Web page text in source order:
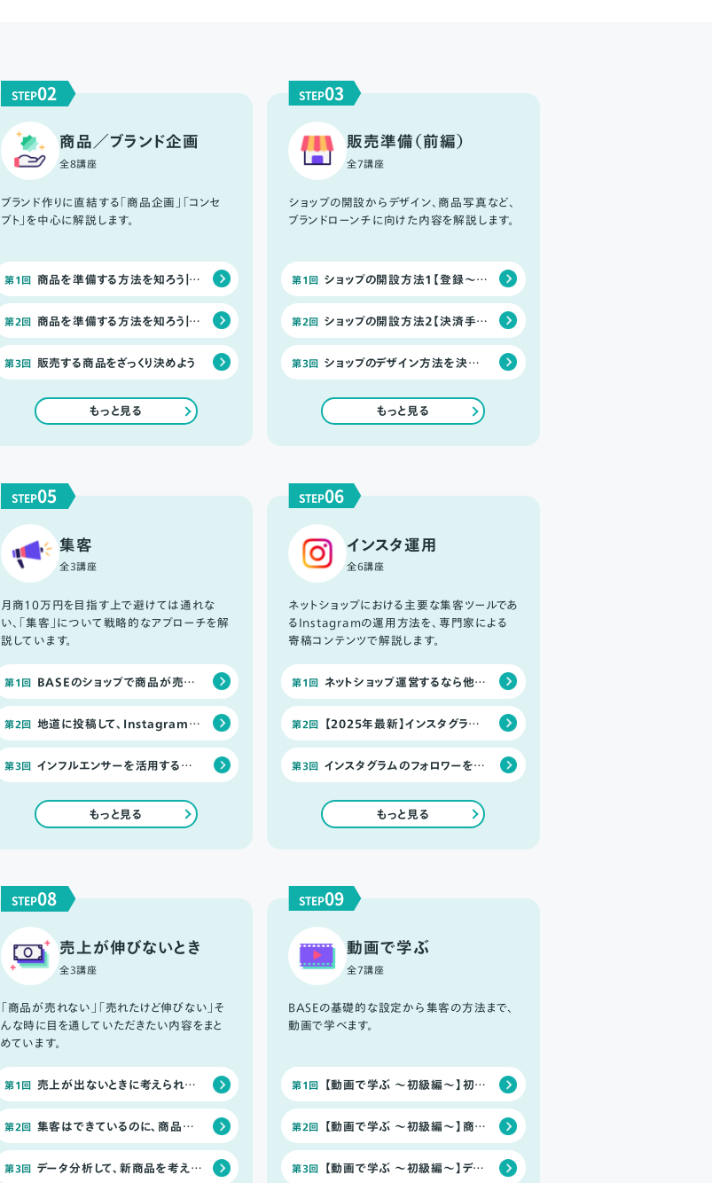
STEP02
商品／ブランド企画
全8講座
ブランド作りに直結する「商品企画」「コンセ
プト」を中心に解説します。
第1回 商品を準備する方法を知ろう｜仕入れ商品
第2回 商品を準備する方法を知ろう｜オリジナル商品
第3回 販売する商品をざっくり決めよう
もっと見る
STEP03
販売準備（前編）
全7講座
ショップの開設からデザイン、商品写真など、
ブランドローンチに向けた内容を解説します。
第1回 ショップの開設方法１【登録〜特商法入力】
第2回 ショップの開設方法２【決済手段の選択】
第3回 ショップのデザイン方法を決めよう
もっと見る
STEP05
集客
全3講座
月商10万円を目指す上で避けては通れな
い、「集客」について戦略的なアプローチを解
説しています。
第1回 BASEのショップで商品が売れない理由とは？
第2回 地道に投稿して、Instagramを運用する方法
第3回 インフルエンサーを活用する方法
もっと見る
STEP06
インスタ運用
全6講座
ネットショップにおける主要な集客ツールであ
るInstagramの運用方法を、専門家による
寄稿コンテンツで解説します。
第1回 ネットショップ運営するなら他のSNSよりもInstagramに力を入れるべき4つの理由
第2回 【2025年最新】インスタグラムの攻略にはアルゴリズムの理解が必要不可欠！
第3回 インスタグラムのフォロワーを0から自力で増やす11の方法！4ステップで確実にファンを増やそう
もっと見る
STEP08
売上が伸びないとき
全3講座
「商品が売れない」「売れたけど伸びない」そ
んな時に目を通していただきたい内容をまと
めています。
第1回 売上が出ないときに考えられる2つのこと
第2回 集客はできているのに、商品が売れない場合のチェックリスト
第3回 データ分析して、新商品を考えよう
STEP09
動画で学ぶ
全7講座
BASEの基礎的な設定から集客の方法まで、
動画で学べます。
第1回 【動画で学ぶ ～初級編～】初期設定でショップ準備を完了させよう
第2回 【動画で学ぶ ～初級編～】商品の魅力を伝える、商品登録のポイント
第3回 【動画で学ぶ ～初級編～】デザイン性を高める「デザインテーマ」の使い方